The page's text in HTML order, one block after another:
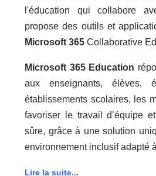
l'éducation qui collabore
propose des outils et
Microsoft 365 Collaborative
Microsoft 365 Education
aux enseignants, élèves,
établissements scolaires, les
favoriser le travail d’équipe
sûre, grâce à une solution
environnement inclusif adapté
Lire la suite...